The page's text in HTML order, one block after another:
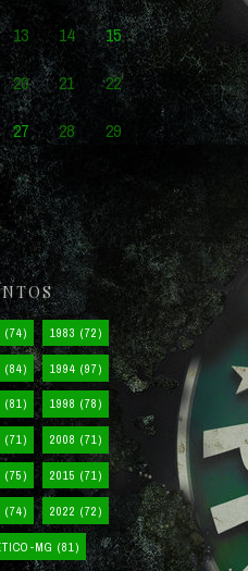
13 14
15
20 21
22
27 28
29
(74) 1983 (72)
(84) 1994 (97)
(81) 1998 (78)
(71) 2008 (71)
(75) 2015 (71)
(74) 2022 (72)
MG (81)